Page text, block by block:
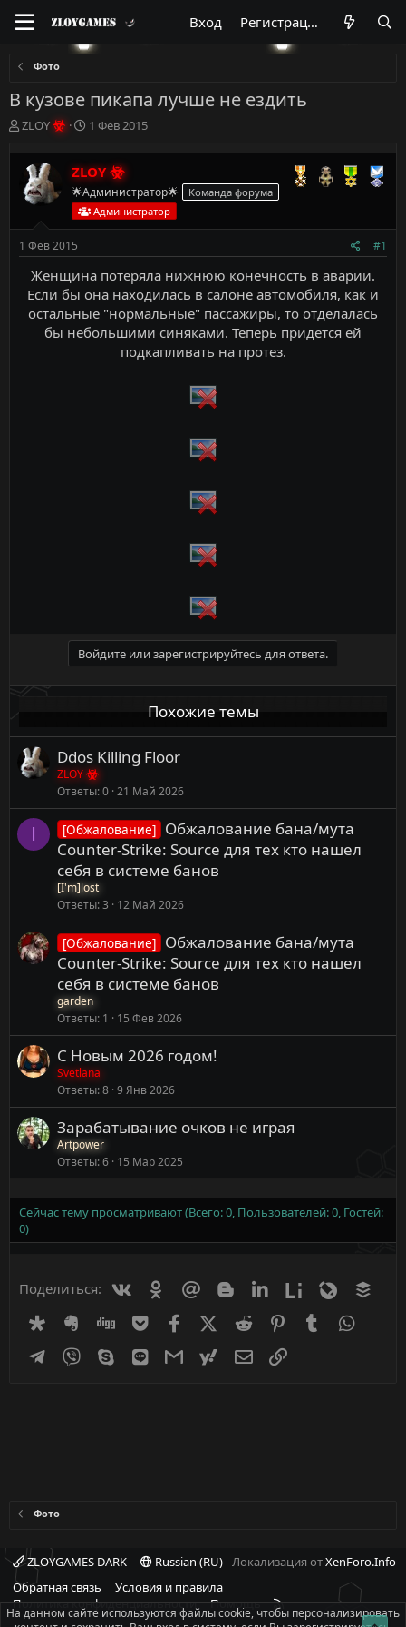
Вход Регистрация
Фото
В кузове пикапа лучше не ездить
А
т
о
р
м
ы
ZLOY
Д
т
а
н
а
ч
л
а
1 Фев 2015
ZLOY
🌟Администратор🌟
Команда форума
Администратор
1 Фев 2015 #1
Женщина потеряла нижнюю конечность в аварии.
Если бы она находилась в салоне автомобиля, как и
остальные "нормальные" пассажиры, то отделалась
бы небольшими синяками. Теперь придется ей
подкапливать на протез.
Войдите или зарегистрируйтесь для ответа.
Похожие темы
Ddos Killing Floor
ZLOY
Ответы 0 21 Май 2026
I [Обжалование] Обжалование бана/мута
Counter-Strike: Source для тех кто нашел
себя в системе банов
[I'm]lost
Ответы 3 12 Май 2026
[Обжалование] Обжалование бана/мута
Counter-Strike: Source для тех кто нашел
себя в системе банов
garden
Ответы 1 15 Фев 2026
С Новым 2026 годом!
Svetlana
Ответы 8 9 Янв 2026
Зарабатывание очков не играя
Artpower
Ответы 6 15 Мар 2025
Сейчас тему просматривают (Всего: 0, Пользователей: 0, Гостей:
0)
Поделиться: ВконтактеОдноклассники
Mail.ru BloggerLinkedinLiveinternet
Livejournal
DiasporaEvernoteDigg GetpocketFacebookX (Twitter)
Reddit PinterestTumblr
Telegram
Viber Skype Line GmailyahoomailЭлектронная почта
Фото
ZLOYGAMES DARK Russian (RU) Локализация отXenForo.Info
Обратная связь
Условия и правила
Политика конфиденциальности
Помощь
R
S
На данном сайте используются файлы cookie, чтобы персонализировать